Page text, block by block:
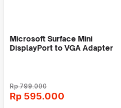
Microsoft Surface Mini
DisplayPort to VGA Adapter
Rp799.000
Rp 595.000